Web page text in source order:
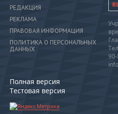
РЕДАКЦИЯ
РЕКЛАМА
ПРАВОВАЯ ИНФОРМАЦИЯ
ПОЛИТИКА О ПЕРСОНАЛЬНЫХ
ДАННЫХ
Полная версия
Тестовая версия